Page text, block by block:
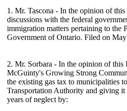
1. Mr. Tascona - In the opinion of
discussions with the federal
immigration matters pertaining to the
Government of Ontario. Filed on
2. Mr. Sorbara - In the opinion of
McGuinty's Growing Strong
the existing gas tax to municipalities
Transportation Authority and giving it
years of neglect by: